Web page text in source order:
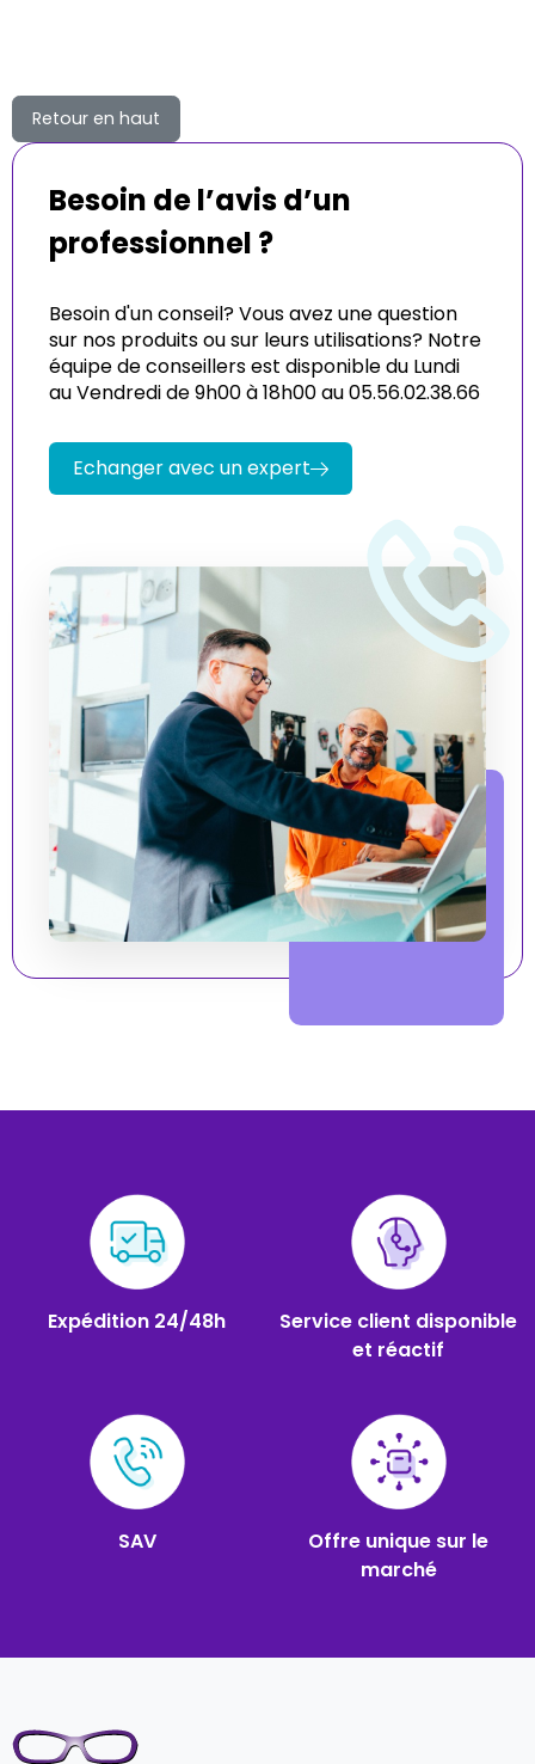
Retour en haut
Besoin de l’avis d’un
professionnel ?
Besoin d'un conseil? Vous avez une question
sur nos produits ou sur leurs utilisations? Notre
équipe de conseillers est disponible du Lundi
au Vendredi de 9h00 à 18h00 au 05.56.02.38.66
Echanger avec un expert
Expédition 24/48h
Service client disponible
et réactif
SAV
Offre unique sur le
marché